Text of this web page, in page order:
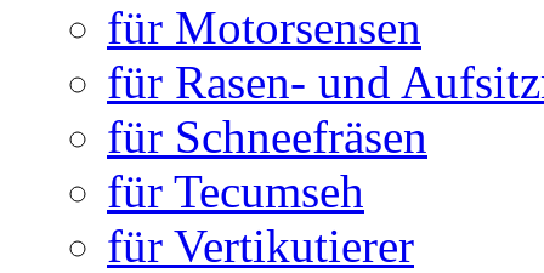
für Motorsensen
für Rasen- und
für Schneefräsen
für Tecumseh
für Vertikutierer